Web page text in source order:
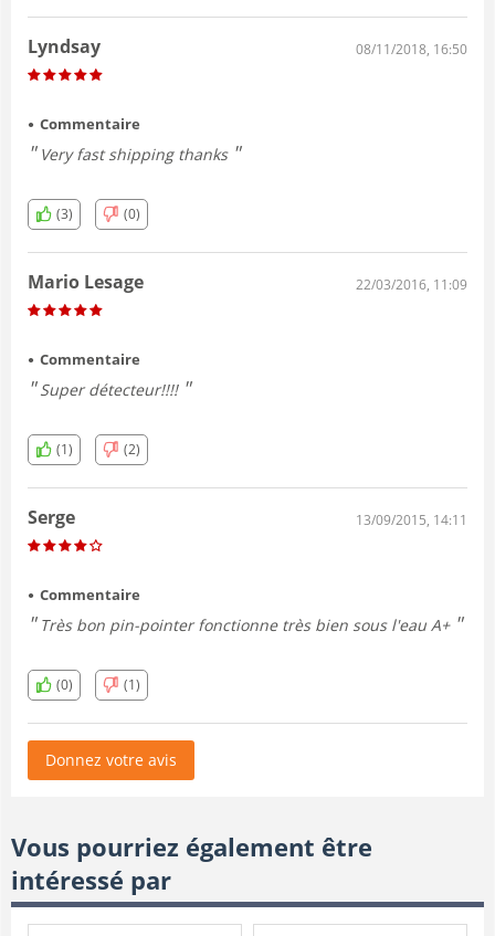
Lyndsay 08/11/2018, 16:50
Commentaire
Very fast shipping thanks
(3) (0)
Mario Lesage 22/03/2016, 11:09
Commentaire
Super détecteur!!!!
(1) (2)
Serge 13/09/2015, 14:11
Commentaire
Très bon pin-pointer fonctionne très bien sous l'eau A+
(0) (1)
Donnez votre avis
Vous pourriez également être
intéressé par